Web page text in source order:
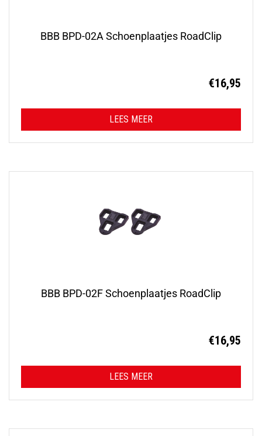
BBB BPD-02A Schoenplaatjes RoadClip
€16,95
LEES MEER
BBB BPD-02F Schoenplaatjes RoadClip
€16,95
LEES MEER